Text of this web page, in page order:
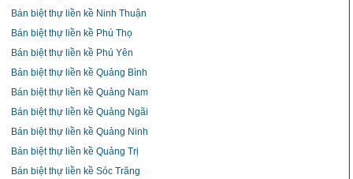
Bán biệt thự liền kề Ninh Thuận
Bán biệt thự liền kề Phú Thọ
Bán biệt thự liền kề Phú Yên
Bán biệt thự liền kề Quảng Bình
Bán biệt thự liền kề Quảng Nam
Bán biệt thự liền kề Quảng Ngãi
Bán biệt thự liền kề Quảng Ninh
Bán biệt thự liền kề Quảng Trị
Bán biệt thự liền kề Sóc Trăng